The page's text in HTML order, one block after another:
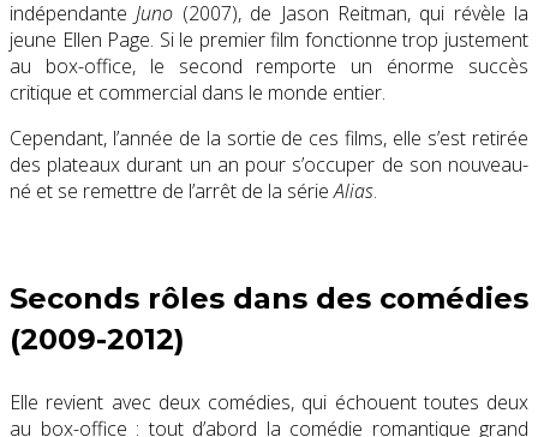
indépendanteJuno (2007), de Jason Reitman, qui révèle la
jeune Ellen Page. Si le premier film fonctionne trop justement
au box-office, le second remporte un énorme succès
critique et commercial dans le monde entier.
Cependant, l’année de la sortie de ces films, elle s’est retirée
des plateaux durant un an pour s’occuper de son nouveau-
né et se remettre de l’arrêt de la sérieAlias.
Seconds rôles dans des comédies
(2009-2012)
Elle revient avec deux comédies, qui échouent toutes deux
au box-office : tout d’abord la comédie romantique grand